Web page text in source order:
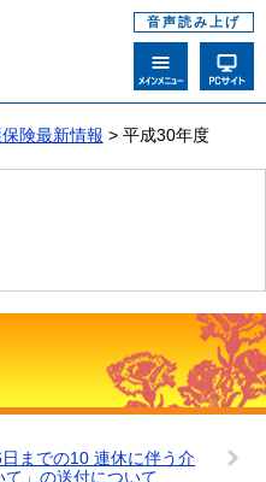
音声読み上げ
険最新情報 > 平成30年度
までの10 連休に伴う介
」の送付について